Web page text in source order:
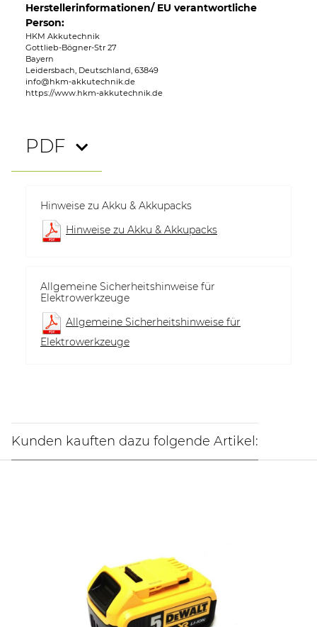
Herstellerinformationen/ EU verantwortliche
Person:
HKM Akkutechnik
Gottlieb-Bögner-Str 27
Bayern
Leidersbach, Deutschland, 63849
info@hkm-akkutechnik.de
https://www.hkm-akkutechnik.de
PDF
Hinweise zu Akku & Akkupacks
Hinweise zu Akku & Akkupacks
Allgemeine Sicherheitshinweise für
Elektrowerkzeuge
Allgemeine Sicherheitshinweise für
Elektrowerkzeuge
Kunden kauften dazu folgende Artikel: